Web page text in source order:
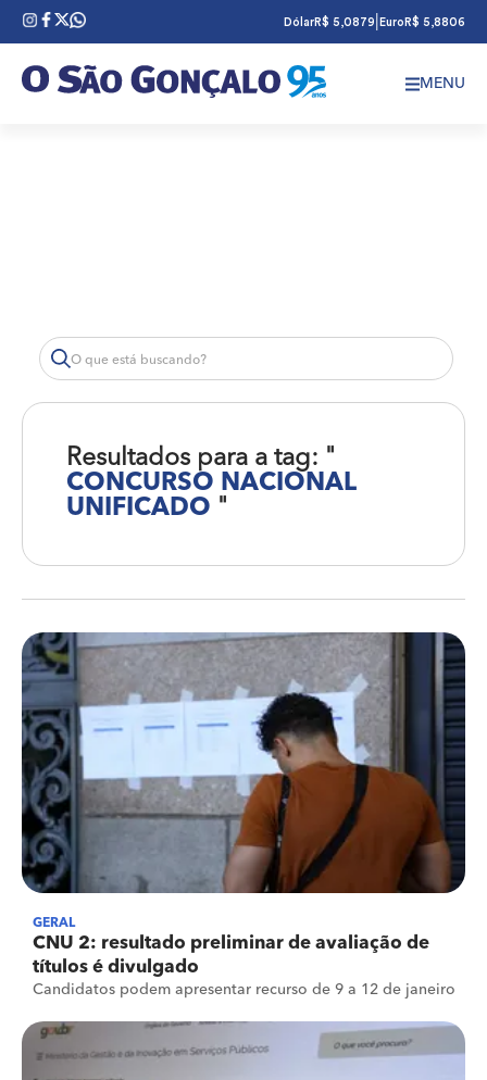
DólarR$ 5,0879 Euro R$ 5,8806
MENU
Resultados para a tag: "
CONCURSO NACIONAL
UNIFICADO "
GERAL
CNU 2: resultado preliminar de avaliação de
títulos é divulgado
Candidatos podem apresentar recurso de 9 a 12 de janeiro